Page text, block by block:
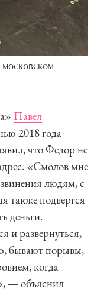
Павел
2018 года
что Федор не
«Смолов мне
людям, с
также подвергся
деньги.
и развернуться,
бывают порывы,
когда
— объяснил